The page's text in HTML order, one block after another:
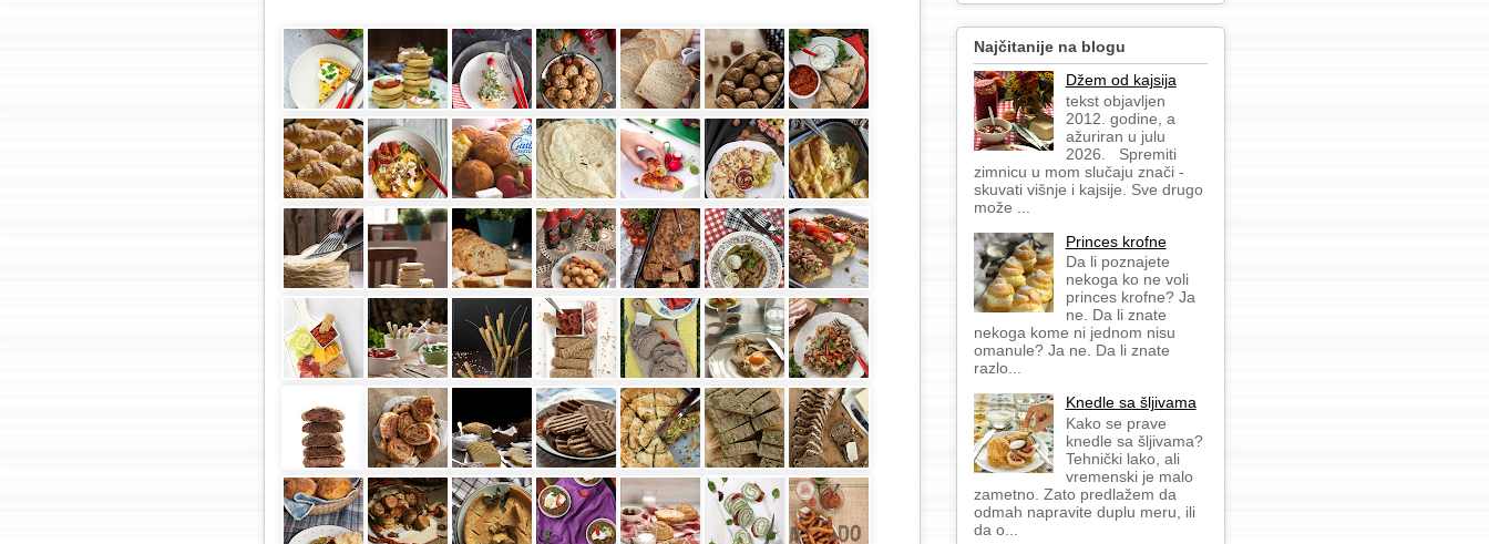
Najčitanije na blogu
Džem od kajsija
tekst objavljen
2012. godine, a
ažuriran u julu
2026. Spremiti
zimnicu u mom slučaju znači -
skuvati višnje i kajsije. Sve drugo
može ...
Princes krofne
Da li poznajete
nekoga ko ne voli
princes krofne? Ja
ne. Da li znate
nekoga kome ni jednom nisu
omanule? Ja ne. Da li znate
razlo...
Knedle sa šljivama
Kako se prave
knedle sa šljivama?
Tehnički lako, ali
vremenski je malo
zametno. Zato predlažem da
odmah napravite duplu meru, ili
da o...